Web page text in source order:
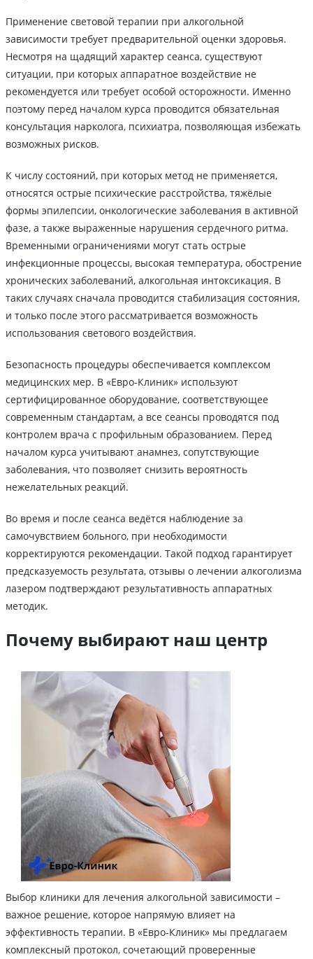
Применение световой терапии при алкогольной
зависимости требует предварительной оценки здоровья.
Несмотря на щадящий характер сеанса, существуют
ситуации, при которых аппаратное воздействие не
рекомендуется или требует особой осторожности. Именно
поэтому перед началом курса проводится обязательная
консультация нарколога, психиатра, позволяющая избежать
возможных рисков.
К числу состояний, при которых метод не применяется,
относятся острые психические расстройства, тяжёлые
формы эпилепсии, онкологические заболевания в активной
фазе, а также выраженные нарушения сердечного ритма.
Временными ограничениями могут стать острые
инфекционные процессы, высокая температура, обострение
хронических заболеваний, алкогольная интоксикация. В
таких случаях сначала проводится стабилизация состояния,
и только после этого рассматривается возможность
использования светового воздействия.
Безопасность процедуры обеспечивается комплексом
медицинских мер. В «Евро-Клиник» используют
сертифицированное оборудование, соответствующее
современным стандартам, а все сеансы проводятся под
контролем врача с профильным образованием. Перед
началом курса учитывают анамнез, сопутствующие
заболевания, что позволяет снизить вероятность
нежелательных реакций.
Во время и после сеанса ведётся наблюдение за
самочувствием больного, при необходимости
корректируются рекомендации. Такой подход гарантирует
предсказуемость результата, отзывы о лечении алкоголизма
лазером подтверждают результативность аппаратных
методик.
Почему выбирают наш центр
Выбор клиники для лечения алкогольной зависимости –
важное решение, которое напрямую влияет на
эффективность терапии. В «Евро‑Клиник» мы предлагаем
комплексный протокол, сочетающий проверенные